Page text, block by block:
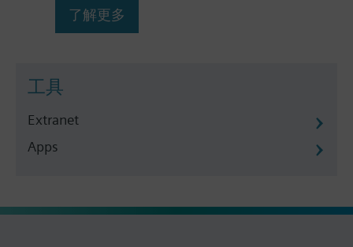
了解更多
工具
Extranet
Apps